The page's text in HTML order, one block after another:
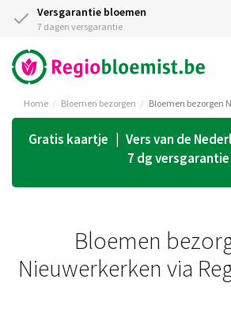
Versgarantie bloemen
7 dagen versgarantie
Home Bloemen bezorgen Bloemen bezorgen
Gratis kaartje | Vers van de
7 dg versgarantie
Bloemen
Nieuwerkerken via